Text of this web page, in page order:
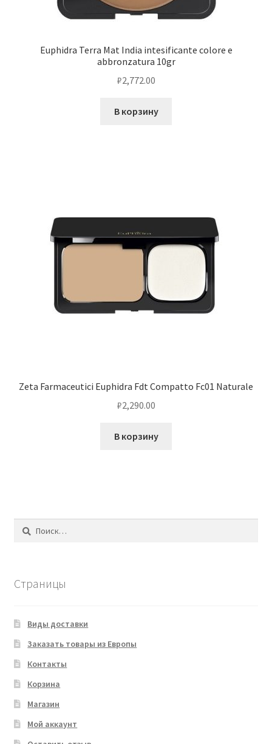
Euphidra Terra Mat India intesificante colore e
abbronzatura 10gr
₽2,772.00
В корзину
Zeta Farmaceutici Euphidra Fdt Compatto Fc01 Naturale
₽2,290.00
В корзину
Найти:
Страницы
Виды доставки
Заказать товары из Европы
Контакты
Корзина
Магазин
Мой аккаунт